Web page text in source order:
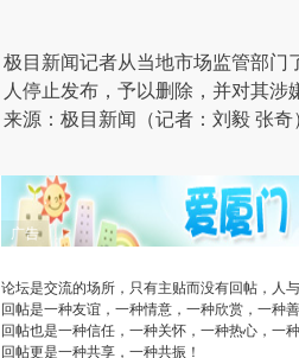
极目新闻记者从当地市场监管部门
人停止发布，予以删除 ，并对其
来源：极目新闻（记者： 刘毅 张奇
广告
论坛是交流的场所，只有主贴而没有回帖，人
回帖是一种友谊，一种情意，一种欣赏，一种
回帖也是一种信任，一种关怀，一种热心，一
回帖更是一种共享，一种共振！